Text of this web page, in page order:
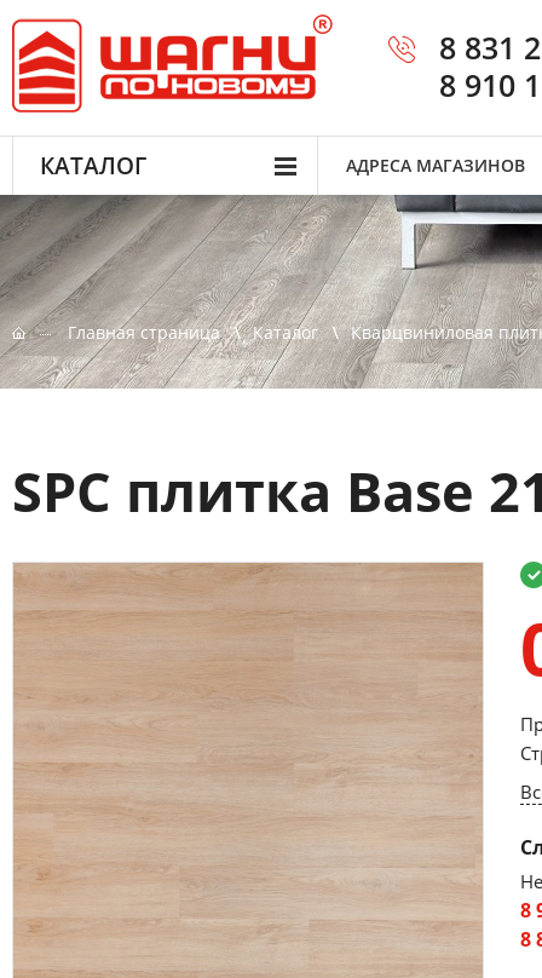
8 831
8 910
КАТАЛОГ АДРЕСА МАГАЗИНОВ
Главная страница Каталог Кварцвиниловая
SPC плитка Base
8
8